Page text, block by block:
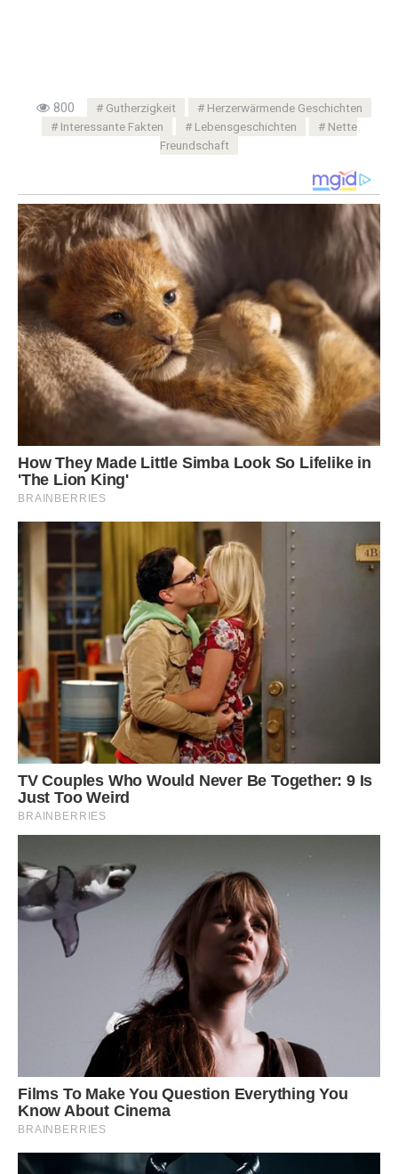
800 Gutherzigkeit
Herzerwärmende Geschichten
Interessante Fakten
Lebensgeschichten
Nette
Freundschaft